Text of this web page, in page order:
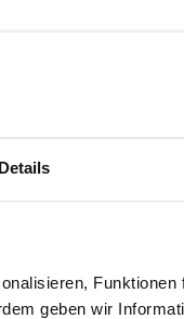
Details
geben wir
die Zeit immer
„Wer seine Klage
der
Entity Identifier)